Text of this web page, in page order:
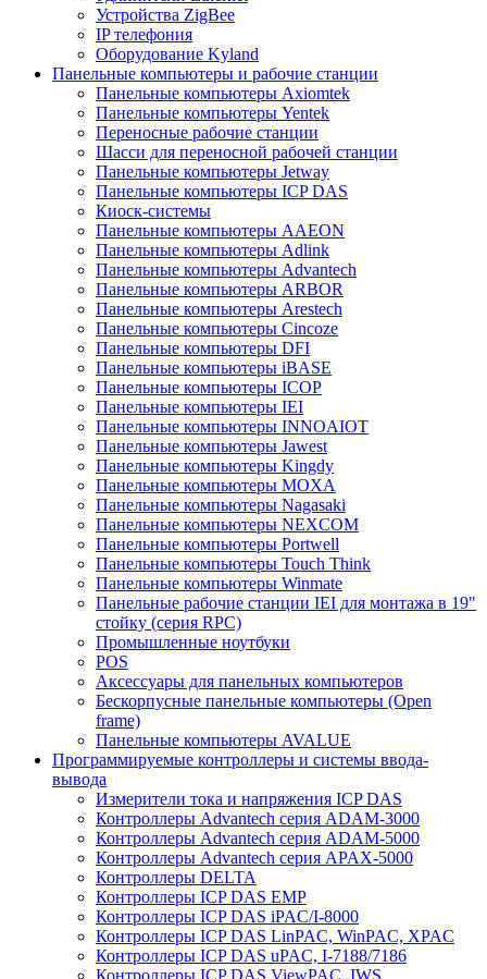
Устройства ZigBee
IP телефония
Оборудование Kyland
Панельные компьютеры и рабочие станции
Панельные компьютеры Axiomtek
Панельные компьютеры Yentek
Переносные рабочие станции
Шасси для переносной рабочей станции
Панельные компьютеры Jetway
Панельные компьютеры ICP DAS
Киоск-системы
Панельные компьютеры AAEON
Панельные компьютеры Adlink
Панельные компьютеры Advantech
Панельные компьютеры ARBOR
Панельные компьютеры Arestech
Панельные компьютеры Cincoze
Панельные компьютеры DFI
Панельные компьютеры iBASE
Панельные компьютеры ICOP
Панельные компьютеры IEI
Панельные компьютеры INNOAIOT
Панельные компьютеры Jawest
Панельные компьютеры Kingdy
Панельные компьютеры MOXA
Панельные компьютеры Nagasaki
Панельные компьютеры NEXCOM
Панельные компьютеры Portwell
Панельные компьютеры Touch Think
Панельные компьютеры Winmate
Панельные рабочие станции IEI для монтажа в 19"
стойку (серия RPC)
Промышленные ноутбуки
POS
Аксессуары для панельных компьютеров
Бескорпусные панельные компьютеры (Open
frame)
Панельные компьютеры AVALUE
Программируемые контроллеры и системы ввода-
вывода
Измерители тока и напряжения ICP DAS
Контроллеры Advantech серия ADAM-3000
Контроллеры Advantech серия ADAM-5000
Контроллеры Advantech серия APAX-5000
Контроллеры DELTA
Контроллеры ICP DAS EMP
Контроллеры ICP DAS iPAC/I-8000
Контроллеры ICP DAS LinPAC, WinPAC, XPAC
Контроллеры ICP DAS uPAC, I-7188/7186
Контроллеры ICP DAS ViewPAC, IWS